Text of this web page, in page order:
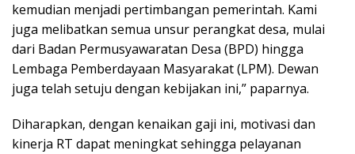
kemudian menjadi pertimbangan pemerintah. Kami
juga melibatkan semua unsur perangkat desa, mulai
dari Badan Permusyawaratan Desa (BPD) hingga
Lembaga Pemberdayaan Masyarakat (LPM). Dewan
juga telah setuju dengan kebijakan ini,” paparnya.
Diharapkan, dengan kenaikan gaji ini, motivasi dan
kinerja RT dapat meningkat sehingga pelayanan